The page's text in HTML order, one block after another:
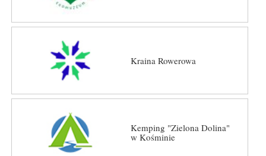
Kraina Rowerowa
Kemping "Zielona Dolina"
w Kośminie